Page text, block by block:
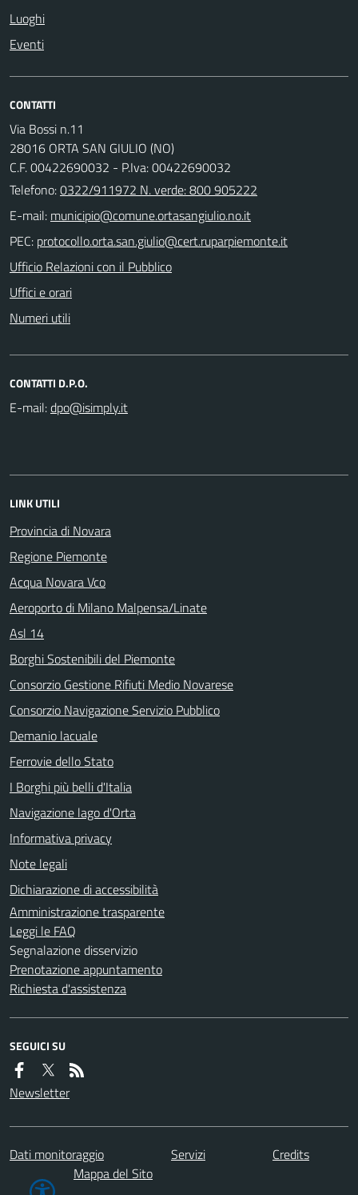
Luoghi
Eventi
CONTATTI
Via Bossi n.11
28016 ORTA SAN GIULIO (NO)
C.F. 00422690032 - P.Iva: 00422690032
Telefono:0322/911972 N. verde: 800 905222
E-mail:
PEC:
Ufficio Relazioni con il Pubblico
Uffici e orari
Numeri utili
CONTATTI D.P.O.
E-mail:
LINK UTILI
Provincia di Novara
Regione Piemonte
Acqua Novara Vco
Aeroporto di Milano Malpensa/Linate
Asl 14
Borghi Sostenibili del Piemonte
Consorzio Gestione Rifiuti Medio Novarese
Consorzio Navigazione Servizio Pubblico
Demanio lacuale
Ferrovie dello Stato
I Borghi più belli d'Italia
Navigazione lago d'Orta
Informativa privacy
Note legali
Dichiarazione di accessibilità
Amministrazione trasparente
Leggi le FAQ
Segnalazione disservizio
Prenotazione appuntamento
Richiesta d'assistenza
SEGUICI SU
Newsletter
Dati monitoraggio Servizi
Credits
Mappa del Sito